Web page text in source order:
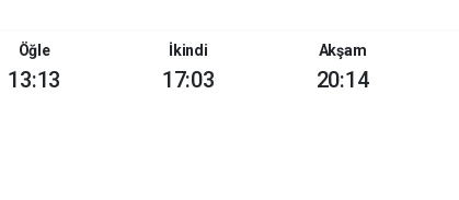
Öğle
13:13
İkindi
17:03
Akşam
20:14